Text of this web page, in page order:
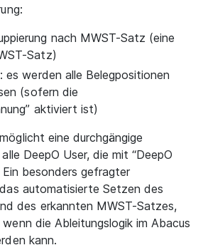
nach MWST-Satz (eine
Satz)
es werden alle Belegpositionen
(sofern die
aktiviert ist)
eine durchgängige
DeepO User, die mit “DeepO
besonders gefragter
automatisierte Setzen des
des erkannten MWST-Satzes,
die Ableitungslogik im Abacus
kann.